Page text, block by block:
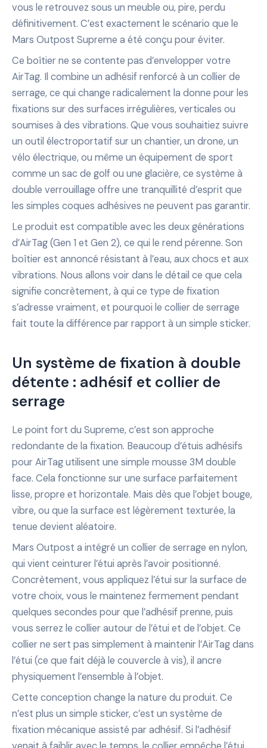
vous le retrouvez sous un meuble ou, pire, perdu
définitivement. C’est exactement le scénario que le
Mars Outpost Supreme a été conçu pour éviter.
Ce boîtier ne se contente pas d’envelopper votre
AirTag. Il combine un adhésif renforcé à un collier de
serrage, ce qui change radicalement la donne pour les
fixations sur des surfaces irrégulières, verticales ou
soumises à des vibrations. Que vous souhaitiez suivre
un outil électroportatif sur un chantier, un drone, un
vélo électrique, ou même un équipement de sport
comme un sac de golf ou une glacière, ce système à
double verrouillage offre une tranquillité d’esprit que
les simples coques adhésives ne peuvent pas garantir.
Le produit est compatible avec les deux générations
d’AirTag (Gen 1 et Gen 2), ce qui le rend pérenne. Son
boîtier est annoncé résistant à l’eau, aux chocs et aux
vibrations. Nous allons voir dans le détail ce que cela
signifie concrètement, à qui ce type de fixation
s’adresse vraiment, et pourquoi le collier de serrage
fait toute la différence par rapport à un simple sticker.
Un système de fixation à double
détente : adhésif et collier de
serrage
Le point fort du Supreme, c’est son approche
redondante de la fixation. Beaucoup d’étuis adhésifs
pour AirTag utilisent une simple mousse 3M double
face. Cela fonctionne sur une surface parfaitement
lisse, propre et horizontale. Mais dès que l’objet bouge,
vibre, ou que la surface est légèrement texturée, la
tenue devient aléatoire.
Mars Outpost a intégré un collier de serrage en nylon,
qui vient ceinturer l’étui après l’avoir positionné.
Concrètement, vous appliquez l’étui sur la surface de
votre choix, vous le maintenez fermement pendant
quelques secondes pour que l’adhésif prenne, puis
vous serrez le collier autour de l’étui et de l’objet. Ce
collier ne sert pas simplement à maintenir l’AirTag dans
l’étui (ce que fait déjà le couvercle à vis), il ancre
physiquement l’ensemble à l’objet.
Cette conception change la nature du produit. Ce
n’est plus un simple sticker, c’est un système de
fixation mécanique assisté par adhésif. Si l’adhésif